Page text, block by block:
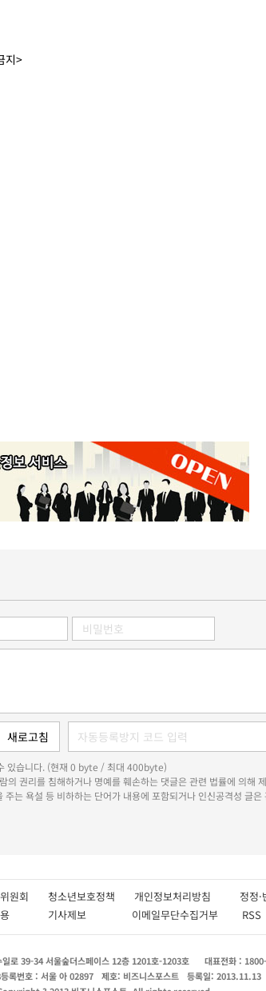
지>
있습니다. (현재 0 byte / 최대 400byte)
의 권리를 침해하거나 명예를 훼손하는 댓글은 관련 법률에 의해
주는 욕설 등 비하하는 단어가 내용에 포함되거나 인신공격성 글
위원회 청소년보호정책 개인정보처리방침 정정
용 기사제보 이메일무단수집거부 RSS
일로 39-34 서울숲더스페이스 12층 1201호-1203호 대표전화 :
등록번호 : 서울 아 02897 제호: 비즈니스포스트 등록일: 2013.11.13